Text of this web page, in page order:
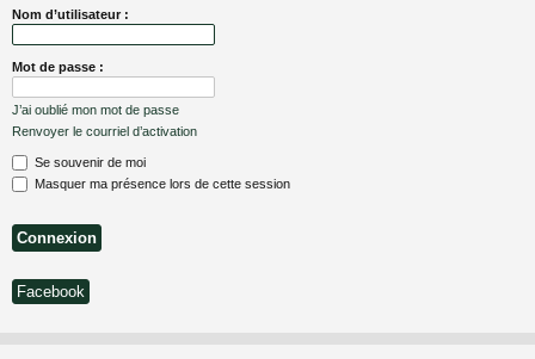
sNom d’utilisateur :
Mot de passe :
J’ai oublié mon mot de passe
Renvoyer le courriel d’activation
Se souvenir de moi
Masquer ma présence lors de cette session
Facebook